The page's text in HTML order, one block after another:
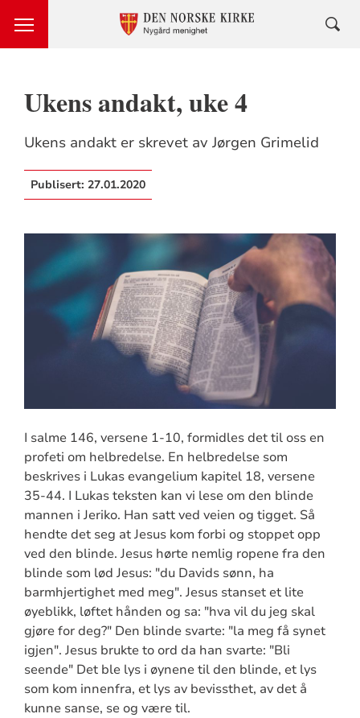
Ukens andakt, uke 4
Ukens andakt er skrevet av Jørgen Grimelid
Publisert: 27.01.2020
I salme 146, versene 1-10, formidles det til oss en
profeti om helbredelse. En helbredelse som
beskrives i Lukas evangelium kapitel 18, versene
35-44. I Lukas teksten kan vi lese om den blinde
mannen i Jeriko. Han satt ved veien og tigget. Så
hendte det seg at Jesus kom forbi og stoppet opp
ved den blinde. Jesus hørte nemlig ropene fra den
blinde som lød Jesus: "du Davids sønn, ha
barmhjertighet med meg". Jesus stanset et lite
øyeblikk, løftet hånden og sa: "hva vil du jeg skal
gjøre for deg?" Den blinde svarte: "la meg få synet
igjen". Jesus brukte to ord da han svarte: "Bli
seende" Det ble lys i øynene til den blinde, et lys
som kom innenfra, et lys av bevissthet, av det å
kunne sanse, se og være til.